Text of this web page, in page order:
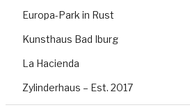
Europa-Park in Rust
Kunsthaus Bad Iburg
La Hacienda
Zylinderhaus – Est. 2017